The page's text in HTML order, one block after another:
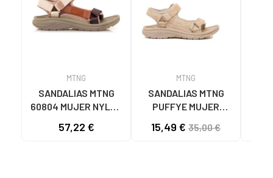
MTNG
SANDALIAS MTNG
60804 MUJER NYLON
TAUPE C59615 - -
57,22 €
MTNG
SANDALIAS MTNG
PUFFYE MUJER
C60056 C60056 -
15,49 € 35,00 €